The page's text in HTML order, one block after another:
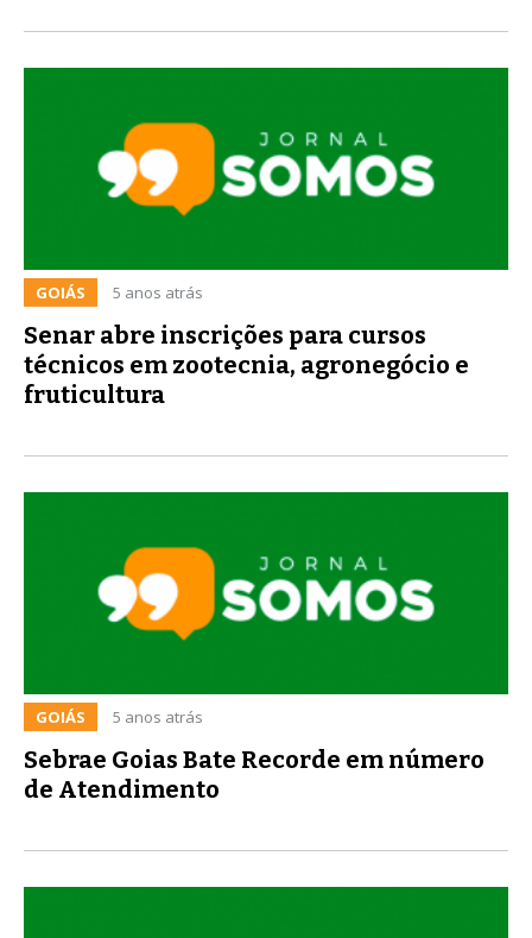
GOIÁS 5 anos atrás
Senar abre inscrições para cursos
técnicos em zootecnia, agronegócio e
fruticultura
GOIÁS 5 anos atrás
Sebrae Goias Bate Recorde em número
de Atendimento